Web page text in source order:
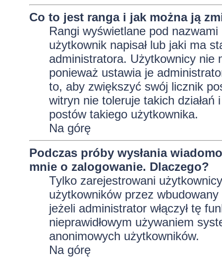
Co to jest ranga i jak można ją
Rangi wyświetlane pod
użytkownik napisał lub jaki ma
administratora. Użytkownicy nie
ponieważ ustawia je
to, aby zwiększyć swój licznik
witryn nie toleruje takich
postów takiego użytkownika.
Na górę
Podczas próby wysłania
mnie o zalogowanie. Dlaczego?
Tylko zarejestrowani
użytkowników przez
jeżeli administrator włączył tę
nieprawidłowym używaniem
anonimowych użytkowników.
Na górę